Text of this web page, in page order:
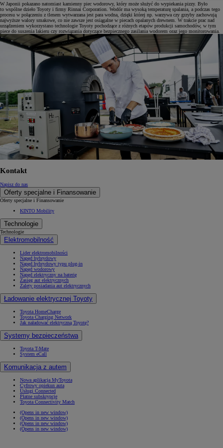
W Japonii pokazano natomiast kamienny piec wodorowy, który może służyć do wypiekania pizzy. Było
to wspólne dzieło Toyoty i firmy Rinnai Corporation. Wodór ma wysoką temperaturę spalania, a podczas tego
procesu w połączeniu z tlenem wytwarzana jest para wodna, dzięki której np. warzywa czy grzyby zachowują
najwyższe walory smakowe, co nie zawsze jest osiągalne w piecach opalanych drewnem. W trakcie prac nad
urządzeniem wykorzystano technologie Toyoty pochodzące z różnych etapów produkcji samochodów, w tym
piece do suszenia lakieru czy rozwiązania dotyczące bezpiecznego zasilania wodorem oraz jego monitorowania.
Kontakt
Napisz do nas
Oferty specjalne i Finansowanie
Oferty specjalne i Finansowanie
KINTO Mobility
Technologie
Technologie
Elektromobilność
Lider elektromobilności
Napęd hybrydowy
Napęd hybrydowy typu plug-in
Napęd wodorowy
Napęd elektryczny na baterię
Zasięg aut elektrycznych
Zalety posiadania aut elektrycznych
Ładowanie elektrycznej Toyoty
Toyota HomeCharge
Toyota Charging Network
Jak naładować elektryczną Toyotę?
Systemy bezpieczeństwa
Toyota T-Mate
System eCall
Komunikacja z autem
Nowa aplikacja MyToyota
Cyfrowy opiekun auta
Usługi Connected
Płatne subskrypcje
Toyota Connectivity Match
(Opens in new window)
(Opens in new window)
(Opens in new window)
(Opens in new window)